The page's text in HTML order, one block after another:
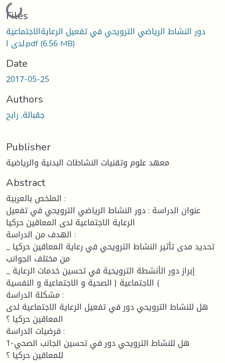
Loading...
Files
دور النشاط الرياضي الترويحي في تفعيل الرعايةالاجتماعية
لدى ا.pdf(6.56 MB)
Date
2017-05-25
Authors
جقبالة, رابح
Publisher
معهد علوم وتقنيات النشاطات البدنية والرياضية
Abstract
الملخص بالعربية :
عنوان الدراسة : دور النشاط الرياضي الترويحي في تفعيل
الرعاية الاجتماعية لدى المعاقين حركيا
الهدف من الدراسة :
_ تحديد مدى تأثير النشاط الترويحي في رعاية المعاقين حركيا
من مختلف الجوانب
_ إبراز دور الأنشطة الترويحية في تحسين خدمات الرعاية
الاجتماعية ( الصحية و الاجتماعية و النفسية (
مشكلة الدراسة :
هل للنشاط الترويحي دور في تفعيل الرعاية الاجتماعية لدى
المعاقين حركيا ؟
فرضيات الدراسة :
1-هل للنشاط الترويحي دور في تحسين الجانب الصحي
للمعاقين حركيا ؟